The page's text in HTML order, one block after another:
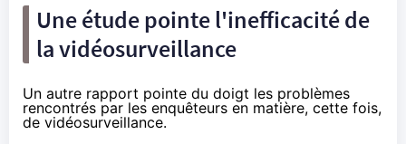
Une étude pointe l'inefficacité de
la vidéosurveillance
Un autre rapport pointe du doigt les problèmes
rencontrés par les enquêteurs en matière, cette fois,
de vidéosurveillance.